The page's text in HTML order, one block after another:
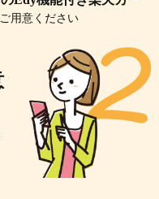
用意ください